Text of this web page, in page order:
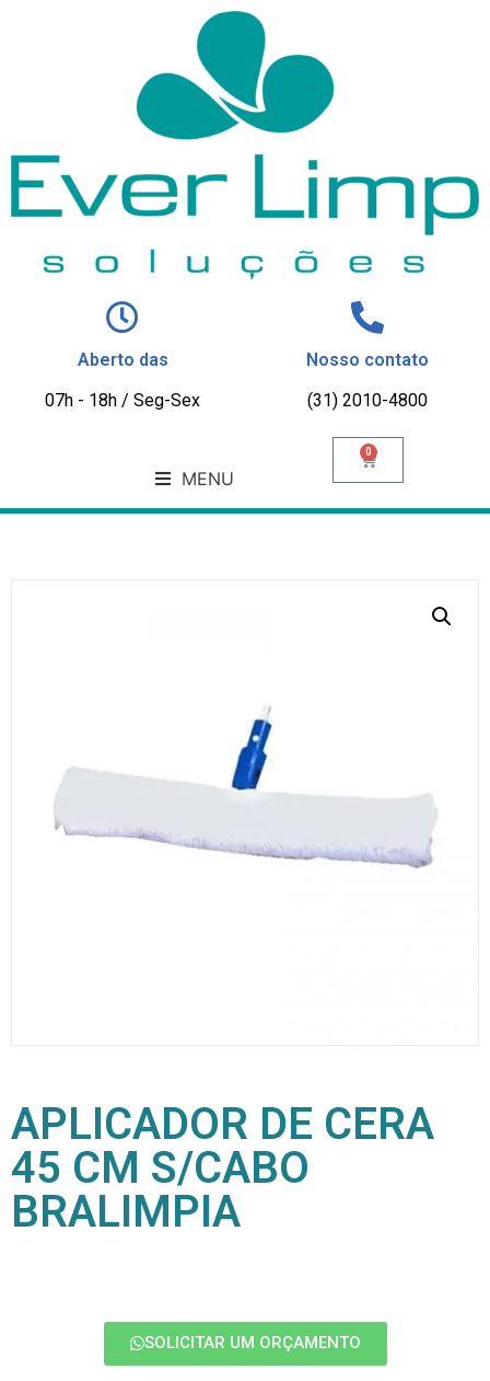
Aberto das
07h - 18h / Seg-Sex
Nosso contato
(31) 2010-4800
MENU
0
APLICADOR DE CERA
45 CM S/CABO
BRALIMPIA
SOLICITAR UM ORÇAMENTO